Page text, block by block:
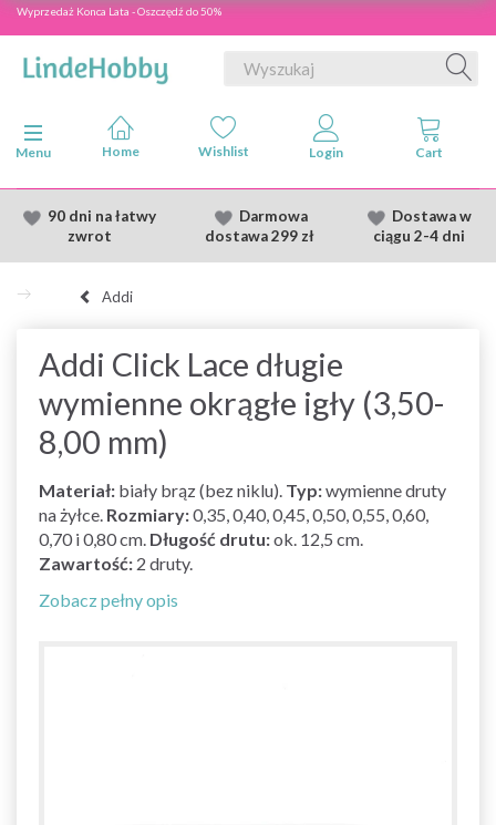
Wyprzedaż Konca Lata - Oszczędź do 50%
Przełącz nawigację
Menu
90 dni na łatwy
zwrot
Darmowa
dostawa299 zł
Dostawaw
ciągu 2-4 dni
Addi
Addi Click Lace długie
wymienne okrągłe igły (3,50-
8,00 mm)
Materiał: biały brąz (bez niklu). Typ:wymienne druty
na żyłce. Rozmiary:0,35, 0,40, 0,45, 0,50, 0,55, 0,60,
0,70 i 0,80 cm. Długość drutu:ok. 12,5 cm.
Zawartość: 2 druty.
Zobacz pełny opis